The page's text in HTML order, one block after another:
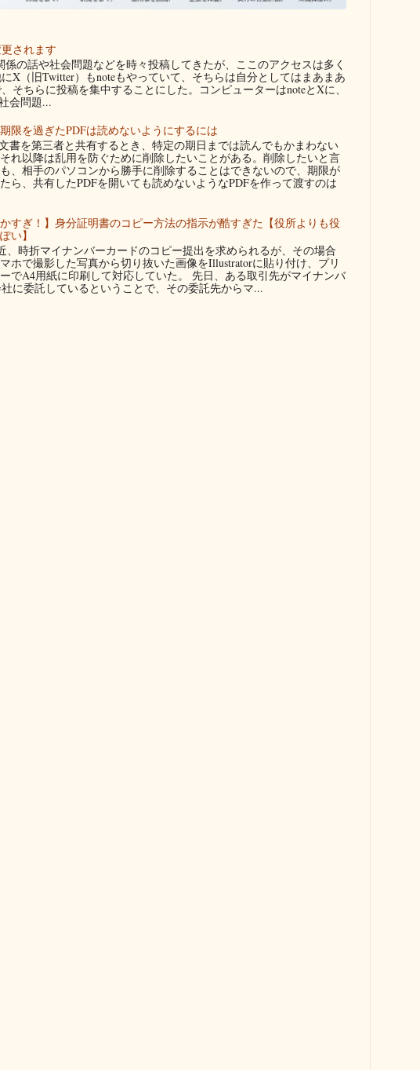
されます
係の話や社会問題などを時々投稿してきたが、ここのアクセスは多く
X（旧Twitter）もnoteもやっていて、そちらは自分としてはまあまあ
そちらに投稿を集中することにした。コンピューターはnoteとXに、
会問題...
限を過ぎたPDFは読めないようにするには
書を第三者と共有するとき、特定の期日までは読んでもかまわない
れ以降は乱用を防ぐために削除したいことがある。削除したいと言
、相手のパソコンから勝手に削除することはできないので、期限が
ら、共有したPDFを開いても読めないようなPDFを作って渡すのは
かすぎ！】身分証明書のコピー方法の指示が酷すぎた【役所よりも役
い】
、時折マイナンバーカードのコピー提出を求められるが、その場合
ホで撮影した写真から切り抜いた画像をIllustratorに貼り付け、プリ
でA4用紙に印刷して対応していた。 先日、ある取引先がマイナンバ
に委託しているということで、その委託先からマ...